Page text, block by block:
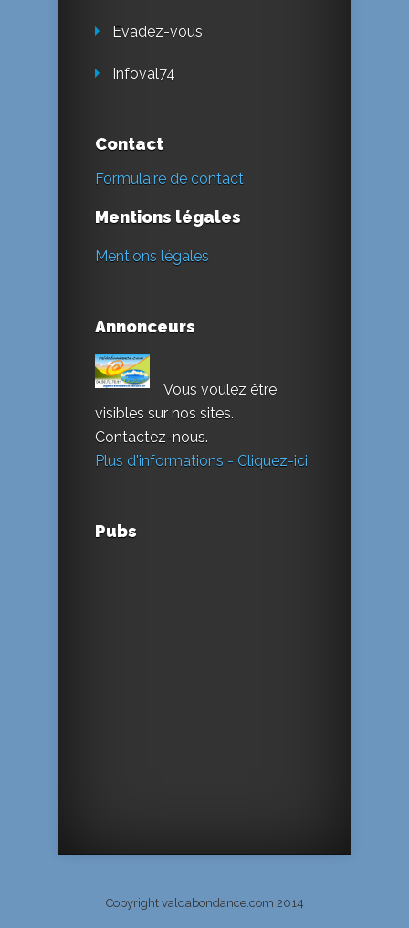
Evadez-vous
Infoval74
Contact
Formulaire de contact
Mentions légales
Mentions légales
Annonceurs
Vous voulez être
visibles sur nos sites.
Contactez-nous.
Plus d'informations - Cliquez-ici
Pubs
Copyright valdabondance.com 2014